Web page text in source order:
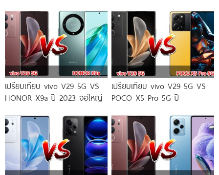
เปรียบเทียบ vivo V29 5G VS
HONOR X9a ปี 2023 จอใหญ่
เปรียบเทียบ vivo V29 5G VS
POCO X5 Pro 5G ปี